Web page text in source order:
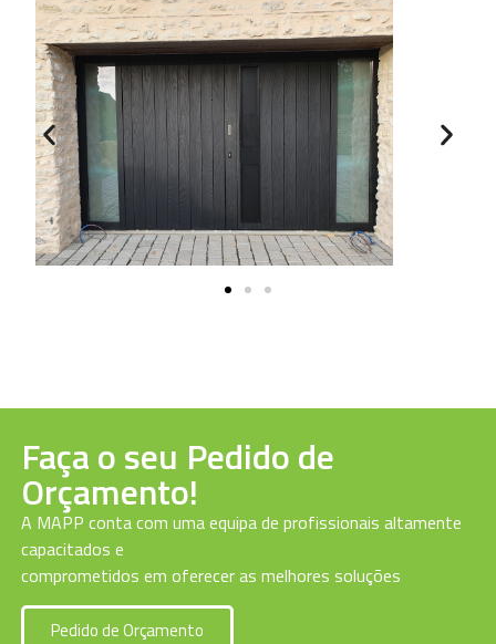
Faça o seu Pedido de
Orçamento!
A MAPP conta com uma equipa de profissionais altamente
capacitados e
comprometidos em oferecer as melhores soluções
Pedido de Orçamento